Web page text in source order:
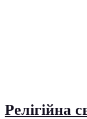
Релігійна